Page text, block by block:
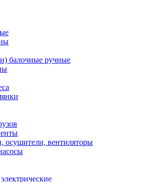
балочные ручные
осушители, вентиляторы